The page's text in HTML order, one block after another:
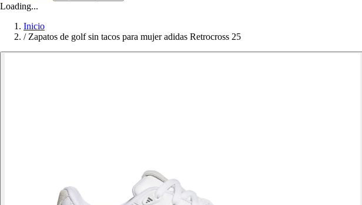
Loading...
Inicio
/ Zapatos de golf sin tacos para mujer adidas Retrocross 25